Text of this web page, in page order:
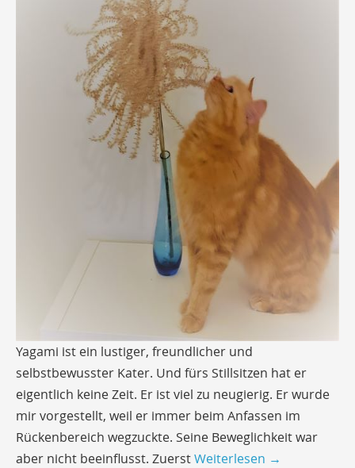
Yagami ist ein lustiger, freundlicher und
selbstbewusster Kater. Und fürs Stillsitzen hat er
eigentlich keine Zeit. Er ist viel zu neugierig. Er wurde
mir vorgestellt, weil er immer beim Anfassen im
Rückenbereich wegzuckte. Seine Beweglichkeit war
aber nicht beeinflusst. ZuerstWeiterlesen →